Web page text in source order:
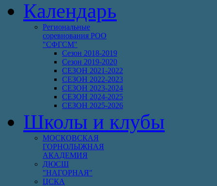
Календарь
Региональные
соревнования РОО
"СФГСМ"
Сезон 2018-2019
Сезон 2019-2020
СЕЗОН 2021-2022
СЕЗОН 2022-2023
СЕЗОН 2023-2024
СЕЗОН 2024-2025
СЕЗОН 2025-2026
Школы и клубы
МОСКОВСКАЯ
ГОРНОЛЫЖНАЯ
АКАДЕМИЯ
ДЮСШ
"НАГОРНАЯ"
ЦСКА